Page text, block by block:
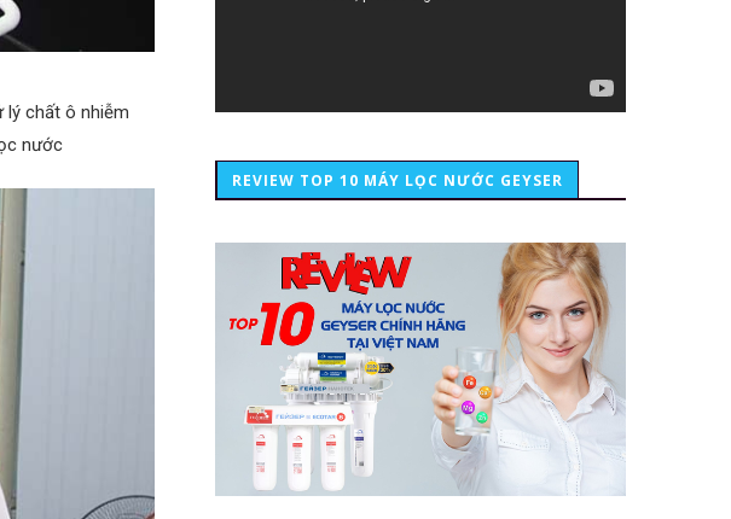
lý chất ô nhiễm
nước
REVIEW TOP 10 MÁY LỌC NƯỚC GEYSER